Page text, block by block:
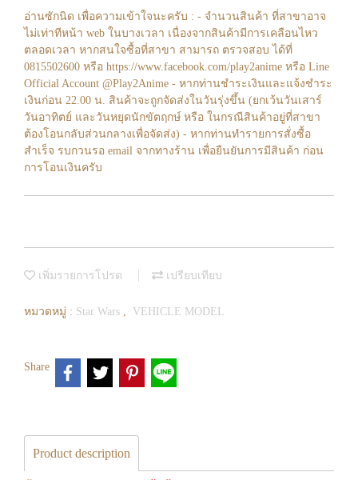
อ่านซักนิด เพื่อความเข้าใจนะครับ : - จำนวนสินค้า ที่สาขาอาจ
ไม่เท่าทีหน้า web ในบางเวลา เนื่องจากสินค้ามีการเคลือนไหว
ตลอดเวลา หากสนใจซื้อที่สาขา สามารถ ตรวจสอบ ได้ที่
0815502600 หรือ https://www.facebook.com/play2anime หรือ Line
Official Account @Play2Anime - หากท่านชำระเงินและแจ้งชำระ
เงินก่อน 22.00 น. สินค้าจะถูกจัดส่งในวันรุ่งขึ้น (ยกเว้นวันเสาร์
วันอาทิตย์ และวันหยุดนักขัตฤกษ์ หรือ ในกรณีสินค้าอยู่ที่สาขา
ต้องโอนกลับส่วนกลางเพื่อจัดส่ง) - หากท่านทำรายการสั่งซื้อ
สำเร็จ รบกวนรอ email จากทางร้าน เพื่อยืนยันการมีสินค้า ก่อน
การโอนเงินครับ
เพิ่มรายการโปรด เปรียบเทียบ
หมวดหมู่ : Star Wars , VEHICLE MODEL
Share
Product description